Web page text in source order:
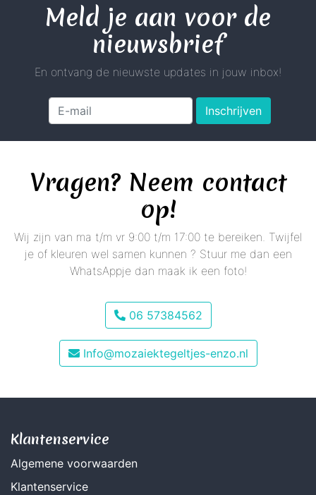
Meld je aan voor de
nieuwsbrief
En ontvang de nieuwste updates in jouw inbox!
Inschrijven
Vragen? Neem contact
op!
Wij zijn van ma t/m vr 9:00 t/m 17:00 te bereiken. Twijfel
je of kleuren wel samen kunnen ? Stuur me dan een
WhatsAppje dan maak ik een foto!
06 57384562
Info@mozaiektegeltjes-enzo.nl
Klantenservice
Algemene voorwaarden
Klantenservice